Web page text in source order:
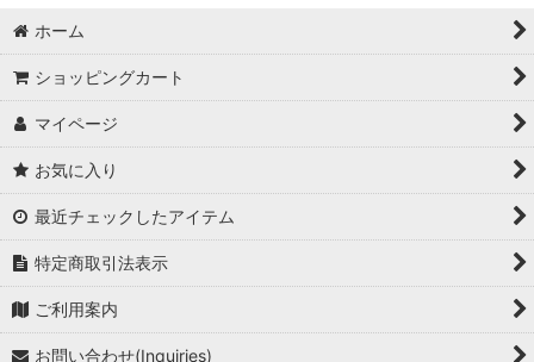
ホーム
ショッピングカート
マイページ
お気に入り
最近チェックしたアイテム
特定商取引法表示
ご利用案内
お問い合わせ(Inquiries)